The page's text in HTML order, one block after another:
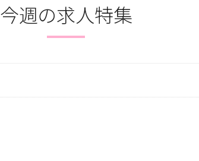
今週の求人特集